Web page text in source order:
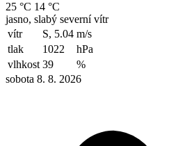
25 °C 14 °C
jasno, slabý severní vítr
vítr
S, 5.04 m/s
tlak
1022
hPa
vlhkost 39
%
sobota 8. 8. 2026